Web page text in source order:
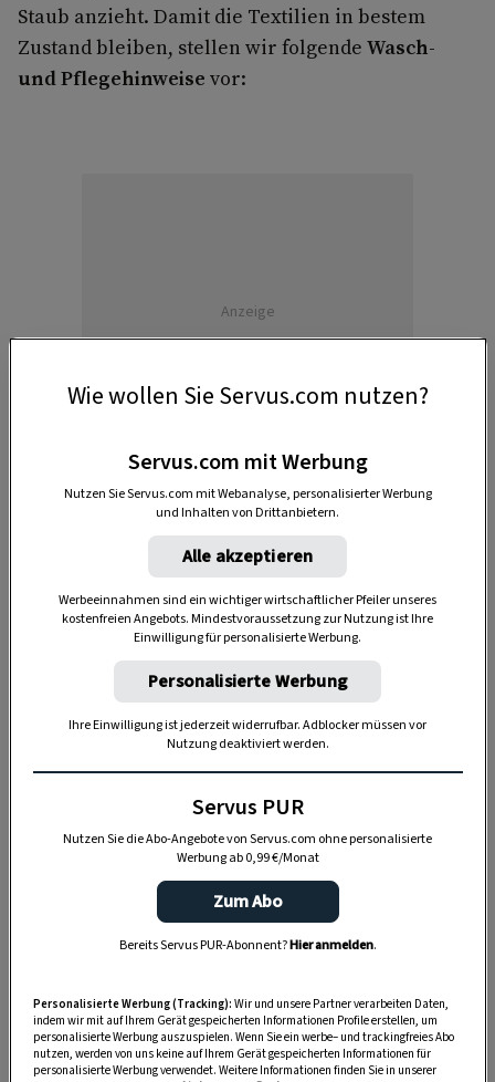
Staub anzieht. Damit die Textilien in bestem
Zustand bleiben, stellen wir folgende Wasch-
und Pflegehinweise vor:
Anzeige
1. Vorbereitung der Wäsche
Leinen benötigt bei der Reinigungviel
Wasser. Damit die Naturfaser ihre volle
Saugfähigkeit entwickeln kann, sollte die
Waschmaschinentrommel nur leicht befüllt
werden, sodass die Wäsche mit ausreichend
wenig Wasser reiben sich die Leinenfasern an
der Trommel auf und werden dadurch
beschädigt, was zu Knötchen und Flusen führt.
Idealerweise sollten Sie die Textilien mehrere
Stunden vor dem Waschgang einweichen.
Tipp:Falls Ihre Waschmaschine über die
Funktion „Wasser-Plus“ verfügt, aktivieren Sie
diese.
Wie wollen Sie Servus.com nutzen?
Servus.com mit Werbung
Nutzen Sie Servus.com mit Webanalyse, personalisierter Werbung
und Inhalten von Drittanbietern.
Alle akzeptieren
Werbeeinnahmen sind ein wichtiger wirtschaftlicher Pfeiler unseres
kostenfreien Angebots. Mindestvoraussetzung zur Nutzung ist Ihre
Einwilligung für personalisierte Werbung.
Personalisierte Werbung
Ihre Einwilligung ist jederzeit widerrufbar. Adblocker müssen vor
Nutzung deaktiviert werden.
Servus PUR
Nutzen Sie die Abo-Angebote von Servus.com ohne personalisierte
Werbung ab 0,99 €/Monat
Zum Abo
Bereits Servus PUR-Abonnent?Hier anmelden.
Personalisierte Werbung (Tracking): Wir und unsere Partner verarbeiten Daten,
indem wir mit auf Ihrem Gerät gespeicherten Informationen Profile erstellen, um
personalisierte Werbung auszuspielen. Wenn Sie ein werbe– und trackingfreies Abo
nutzen, werden von uns keine auf Ihrem Gerät gespeicherten Informationen für
personalisierte Werbung verwendet. Weitere Informationen finden Sie in unserer